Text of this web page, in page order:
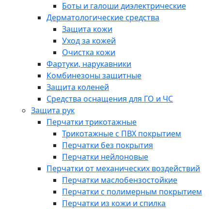
Боты и галоши диэлектрические
Дерматологические средства
Защита кожи
Уход за кожей
Очистка кожи
Фартуки, нарукавники
Комбинезоны защитные
Защита коленей
Средства оснащения для ГО и ЧС
Защита рук
Перчатки трикотажные
Трикотажные с ПВХ покрытием
Перчатки без покрытия
Перчатки нейлоновые
Перчатки от механических воздействий
Перчатки маслобензостойкие
Перчатки с полимерным покрытием
Перчатки из кожи и спилка